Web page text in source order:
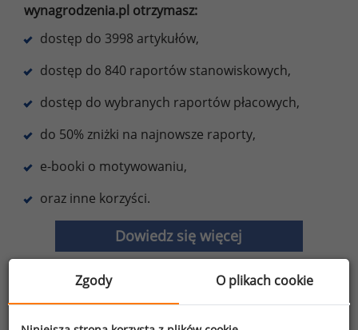
wynagrodzenia.pl otrzymasz:
dostęp do 3998 artykułów,
dostęp do 840 raportów stanowiskowych,
dostęp do wybranych raportów płacowych,
do 50% zniżki na najnowsze raporty,
e-booki o motywowaniu,
oraz inne korzyści.
Dowiedz się więcej
Zgody O plikach cookie